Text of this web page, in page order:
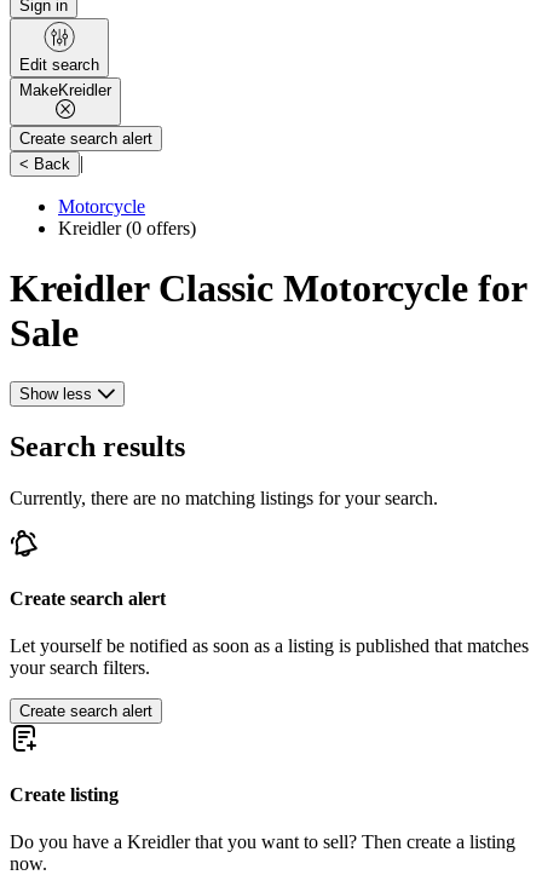
Sign in
Edit search
MakeKreidler
Create search alert
< Back |
Motorcycle
Kreidler(0 offers)
Kreidler Classic Motorcycle for
Sale
Show less
Search results
Currently, there are no matching listings for your search.
Create search alert
Let yourself be notified as soon as a listing is published that matches
your search filters.
Create search alert
Create listing
Do you have a Kreidler that you want to sell? Then create a listing
now.